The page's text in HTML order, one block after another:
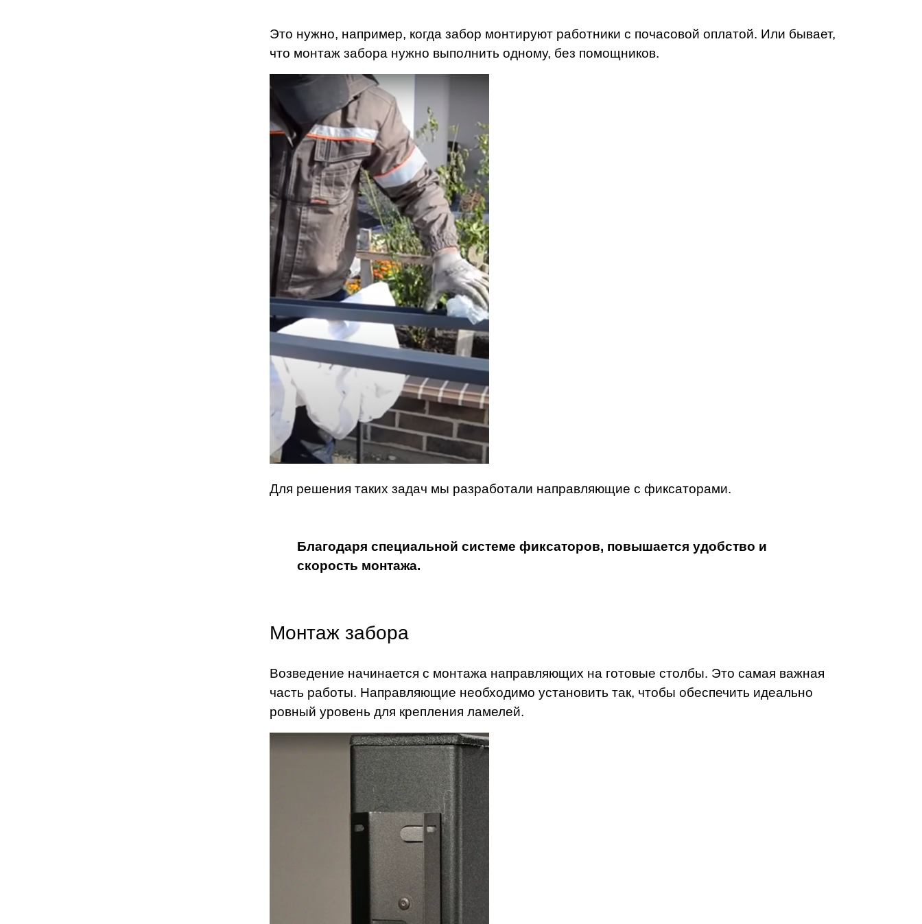
Это нужно, например, когда забор монтируют работники с почасовой оплатой. Или бывает,
что монтаж забора нужно выполнить одному, без помощников.
Для решения таких задач мы разработали направляющие с фиксаторами.
Благодаря специальной системе фиксаторов, повышается удобство и
скорость монтажа.
Монтаж забора
Возведение начинается с монтажа направляющих на готовые столбы. Это самая важная
часть работы. Направляющие необходимо установить так, чтобы обеспечить идеально
ровный уровень для крепления ламелей.